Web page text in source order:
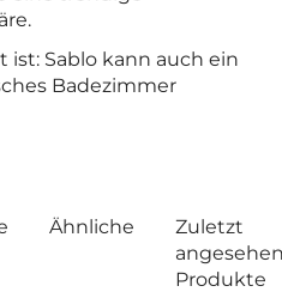
Sablo kann auch ein
Badezimmer
Ähnliche
Zuletzt
Produkte